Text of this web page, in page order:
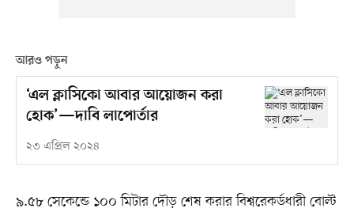
আরও পড়ুন
‘এল ক্লাসিকো আবার আয়োজন করা
হোক’—দাবি লাপোর্তার
২৩ এপ্রিল ২০২৪
৯.৫৮ সেকেন্ডে ১০০ মিটার দৌড় শেষ করার বিশ্বরেকর্ডধারী বোল্ট